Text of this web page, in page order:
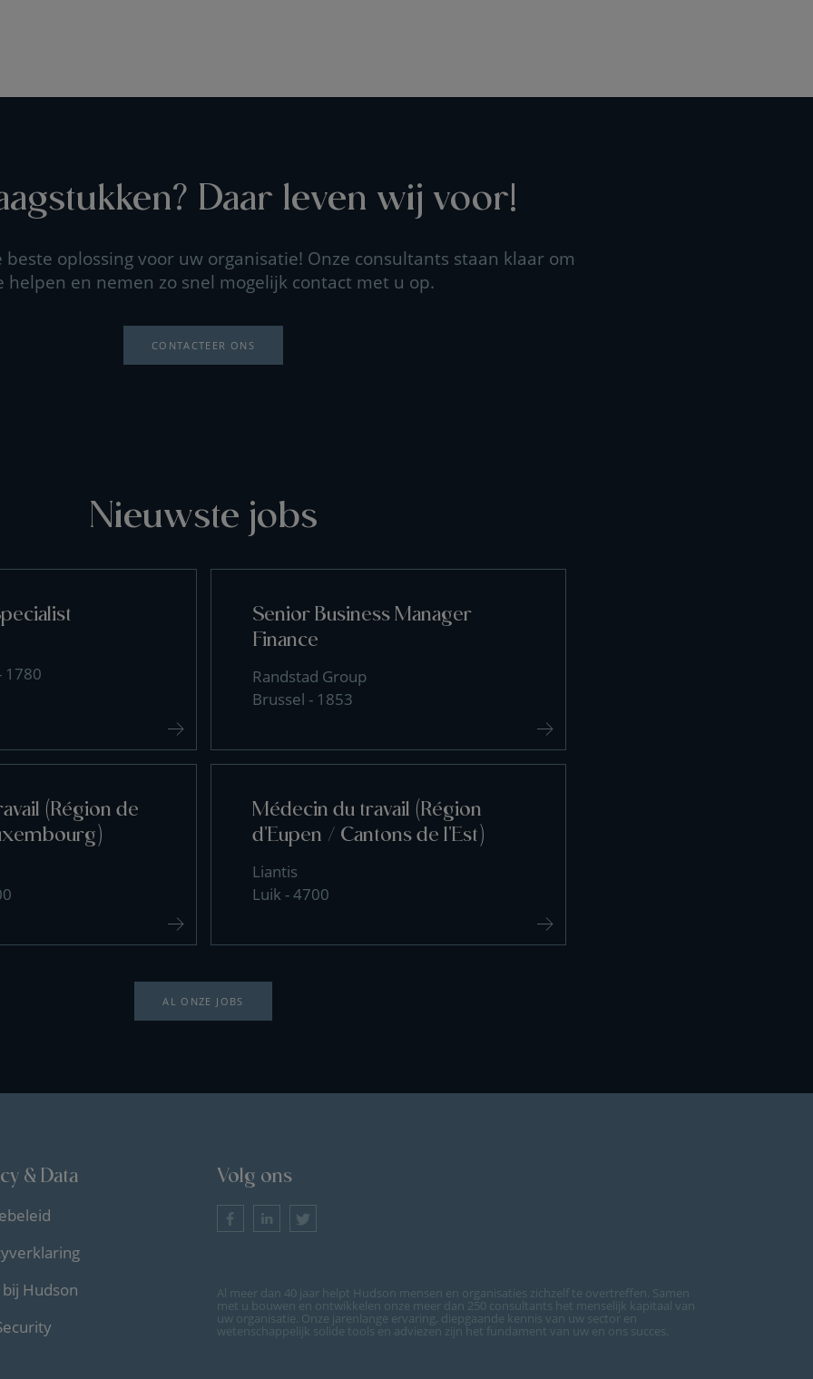
Daar leven wij voor!
beste oplossing voor uw organisatie! Onze consultants staan klaar om
helpen en nemen zo snel mogelijk contact met u op.
CONTACTEER ONS
Nieuwste jobs
1780
Senior Business Manager
Finance
Randstad Group
Brussel - 1853
(Région de
Médecin du travail (Région
d'Eupen / Cantons de l'Est)
Liantis
Luik - 4700
AL ONZE JOBS
& Data
bij Hudson
Volg ons
Al meer dan 40 jaar helpt Hudson mensen en organisaties zichzelf te overtreffen. Samen
met u bouwen en ontwikkelen onze meer dan 250 consultants het menselijk kapitaal van
uw organisatie. Onze jarenlange ervaring, diepgaande kennis van uw sector en
wetenschappelijk solide tools en adviezen zijn het fundament van uw en ons succes.